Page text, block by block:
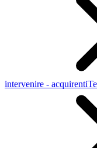
intervenire - acquirenti